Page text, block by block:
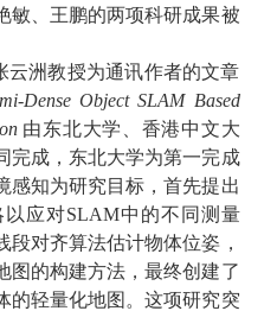
敏、王鹏的两项科研成果被
云洲教授为通讯作者的文章
Dense Object SLAM Based
由东北大学、香港中文大
完成，东北大学为第一完成
感知为研究目标，首先提出
以应对SLAM中的不同测量
对齐算法估计物体位姿，
图的构建方法，最终创建了
的轻量化地图。这项研究突